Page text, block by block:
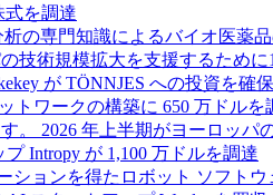
式を調達
析の専門知識によるバイオ医薬
技術規模拡大を支援するため
が TÖNNJES への投資を確保
トワークの構築に 650 万ドルを
。 2026 年上半期がヨーロッパ
Intropy が 1,100 万ドルを調達
ションを得たロボット ソフト